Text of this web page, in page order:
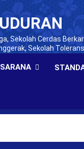
Sekolah Cerdas
Sekolah